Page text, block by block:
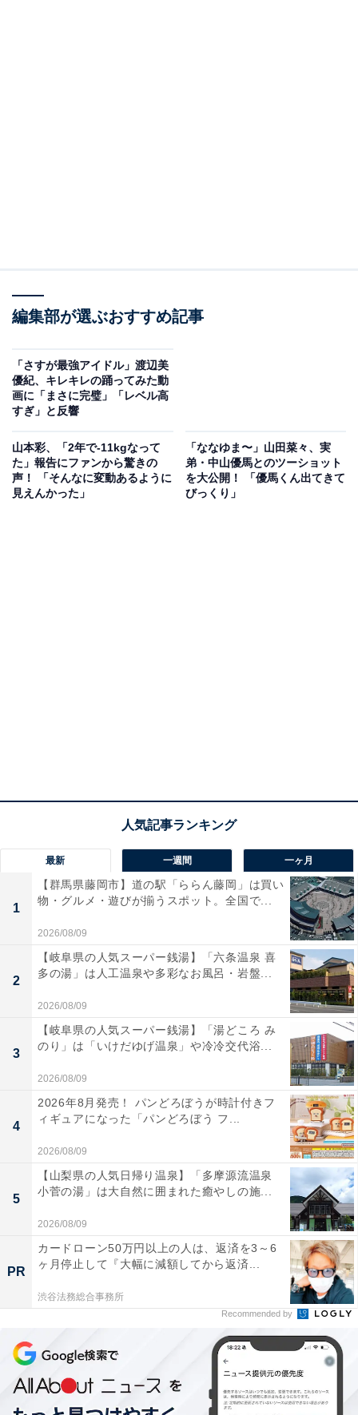
編集部が選ぶおすすめ記事
「さすが最強アイドル」渡辺美
優紀、キレキレの踊ってみた動
画に「まさに完璧」「レベル高
すぎ」と反響
山本彩、「2年で-11kgなって
た」報告にファンから驚きの
声！ 「そんなに変動あるように
見えんかった」
「ななゆま〜」山田菜々、実
弟・中山優馬とのツーショット
を大公開！ 「優馬くん出てきて
びっくり」
最新 一週間 一ヶ月
1
【群馬県藤岡市】道の駅「ららん藤岡」は買い
物・グルメ・遊びが揃うスポット。全国で...
2026/08/09
2
【岐阜県の人気スーパー銭湯】「六条温泉 喜
多の湯」は人工温泉や多彩なお風呂・岩盤...
2026/08/09
3
【岐阜県の人気スーパー銭湯】「湯どころ み
のり」は「いけだゆげ温泉」や冷冷交代浴...
2026/08/09
4
2026年8月発売！ パンどろぼうが時計付きフ
ィギュアになった「パンどろぼう フ...
2026/08/09
5
【山梨県の人気日帰り温泉】「多摩源流温泉
小菅の湯」は大自然に囲まれた癒やしの施...
2026/08/09
PR
カードローン50万円以上の人は、返済を3～6
ヶ月停止して『大幅に減額してから返済...
渋谷法務総合事務所
Recommended by